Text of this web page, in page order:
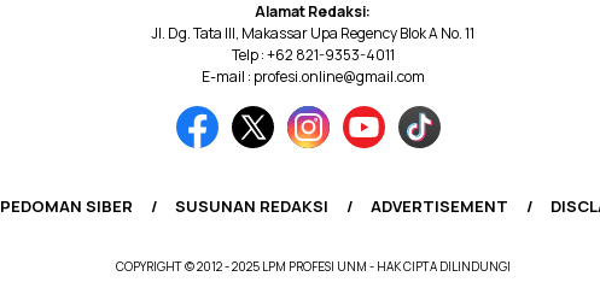
Alamat Redaksi:
Jl. Dg. Tata III, Makassar Upa Regency Blok A No. 11
Telp : +62 821-9353-4011
E-mail : profesi.online@gmail.com
PEDOMAN SIBER SUSUNAN REDAKSI ADVERTISEMENT
COPYRIGHT © 2012 - 2025 LPM PROFESI UNM - HAK CIPTA DILINDUNGI